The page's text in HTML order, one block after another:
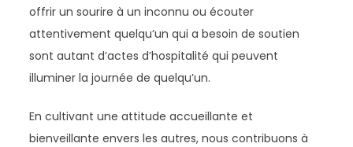
offrir un sourire à un inconnu ou écouter
attentivement quelqu’un qui a besoin de soutien
sont autant d’actes d’hospitalité qui peuvent
illuminer la journée de quelqu’un.
En cultivant une attitude accueillante et
bienveillante envers les autres, nous contribuons à